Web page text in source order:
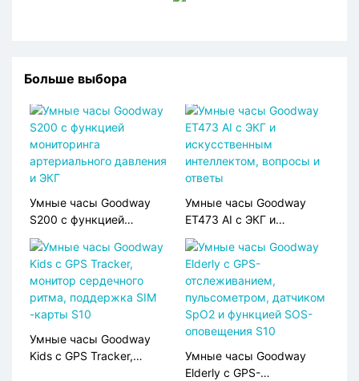
Больше выбора
Умные часы Goodway
S200 с функцией
мониторинга
артериального давления
и ЭКГ
Умные часы Goodway
ET473 AI с ЭКГ и
искусственным
интеллектом, вопросы и
ответы
Умные часы Goodway
Kids с GPS Tracker,
Умные часы Goodway
Elderly с GPS-